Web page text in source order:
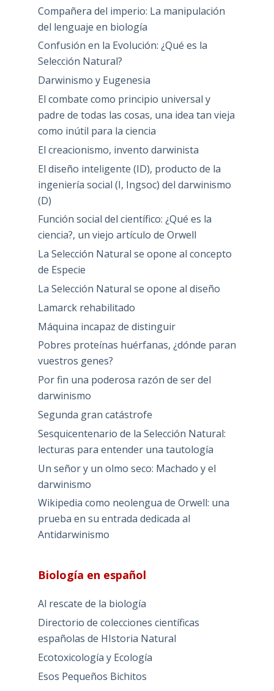
Compañera del imperio: La manipulación
del lenguaje en biología
Confusión en la Evolución: ¿Qué es la
Selección Natural?
Darwinismo y Eugenesia
El combate como principio universal y
padre de todas las cosas, una idea tan vieja
como inútil para la ciencia
El creacionismo, invento darwinista
El diseño inteligente (ID), producto de la
ingeniería social (I, Ingsoc) del darwinismo
(D)
Función social del científico: ¿Qué es la
ciencia?, un viejo artículo de Orwell
La Selección Natural se opone al concepto
de Especie
La Selección Natural se opone al diseño
Lamarck rehabilitado
Máquina incapaz de distinguir
Pobres proteínas huérfanas, ¿dónde paran
vuestros genes?
Por fin una poderosa razón de ser del
darwinismo
Segunda gran catástrofe
Sesquicentenario de la Selección Natural:
lecturas para entender una tautología
Un señor y un olmo seco: Machado y el
darwinismo
Wikipedia como neolengua de Orwell: una
prueba en su entrada dedicada al
Antidarwinismo
Biología en español
Al rescate de la biología
Directorio de colecciones científicas
españolas de HIstoria Natural
Ecotoxicología y Ecología
Esos Pequeños Bichitos